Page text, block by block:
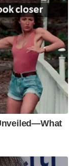
อักเสบซึ่งเป็น
รือสงสัยว่าเป็น
คหัดสามารถ
านสร้างเสริม
ะฉีดวัคซีนรวม
จำนวน 2 เข็ม
องเมื่ออายุ 2 ปี
รบตามเกณฑ์ ผู้
บริการ
เพิ่มเติมได้ที่